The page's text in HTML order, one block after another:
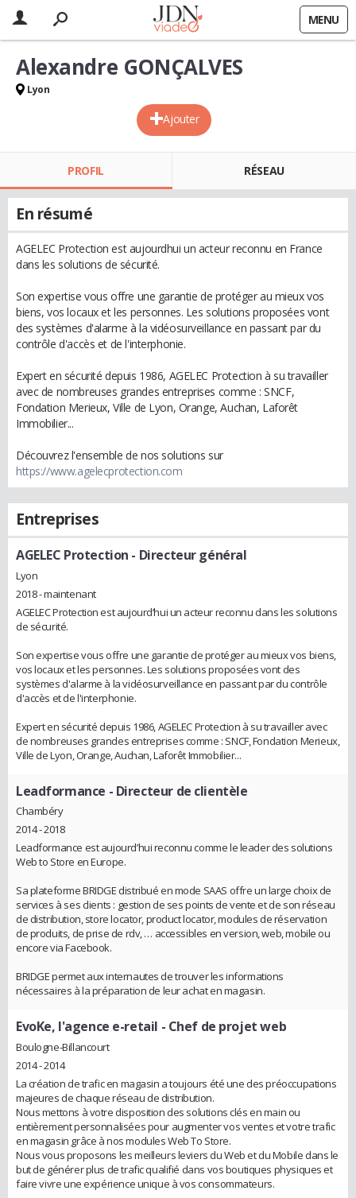
MENU
Ajouter
Alexandre GONÇALVES
Lyon
PROFIL RÉSEAU
En résumé
AGELEC Protection est aujourdhui un acteur reconnu en France
dans les solutions de sécurité.
Son expertise vous offre une garantie de protéger au mieux vos
biens, vos locaux et les personnes. Les solutions proposées vont
des systèmes d'alarme à la vidéosurveillance en passant par du
contrôle d'accès et de l'interphonie.
Expert en sécurité depuis 1986, AGELEC Protection à su travailler
avec de nombreuses grandes entreprises comme : SNCF,
Fondation Merieux, Ville de Lyon, Orange, Auchan, Laforêt
Immobilier...
Découvrez l'ensemble de nos solutions sur
https://www.agelecprotection.com
Entreprises
AGELEC Protection - Directeur général
Lyon
2018 - maintenant
AGELEC Protection est aujourd’hui un acteur reconnu dans les solutions
de sécurité.
Son expertise vous offre une garantie de protéger au mieux vos biens,
vos locaux et les personnes. Les solutions proposées vont des
systèmes d'alarme à la vidéosurveillance en passant par du contrôle
d'accès et de l'interphonie.
Expert en sécurité depuis 1986, AGELEC Protection à su travailler avec
de nombreuses grandes entreprises comme : SNCF, Fondation Merieux,
Ville de Lyon, Orange, Auchan, Laforêt Immobilier...
Leadformance - Directeur de clientèle
Chambéry
2014 - 2018
Leadformance est aujourd’hui reconnu comme le leader des solutions
Web to Store en Europe.
Sa plateforme BRIDGE distribué en mode SAAS offre un large choix de
services à ses clients : gestion de ses points de vente et de son réseau
de distribution, store locator, product locator, modules de réservation
de produits, de prise de rdv, … accessibles en version, web, mobile ou
encore via Facebook.
BRIDGE permet aux internautes de trouver les informations
nécessaires à la préparation de leur achat en magasin.
EvoKe, l'agence e-retail - Chef de projet web
Boulogne-Billancourt
2014 - 2014
La création de trafic en magasin a toujours été une des préoccupations
majeures de chaque réseau de distribution.
Nous mettons à votre disposition des solutions clés en main ou
entièrement personnalisées pour augmenter vos ventes et votre trafic
en magasin grâce à nos modules Web To Store.
Nous vous proposons les meilleurs leviers du Web et du Mobile dans le
but de générer plus de trafic qualifié dans vos boutiques physiques et
faire vivre une expérience unique à vos consommateurs.